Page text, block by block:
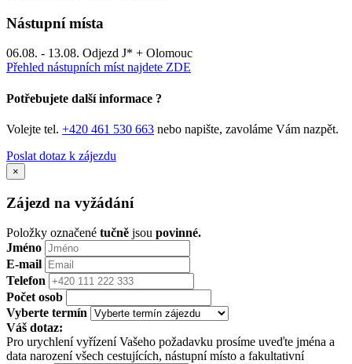
Nástupní místa
06.08. - 13.08. Odjezd J* + Olomouc
Přehled nástupních míst najdete ZDE
Potřebujete další informace ?
Volejte tel. +420 461 530 663 nebo napište, zavoláme Vám nazpět.
Poslat dotaz k zájezdu
×
Zájezd na vyžádání
Položky označené tučně jsou povinné.
Jméno
E-mail
Telefon
Počet osob
Vyberte termín
Váš dotaz:
Pro urychlení vyřízení Vašeho požadavku prosíme uveďte jména a
data narození všech cestujících, nástupní místo a fakultativní